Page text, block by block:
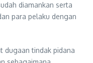
diamankan serta
para pelaku dengan
dugaan tindak pidana